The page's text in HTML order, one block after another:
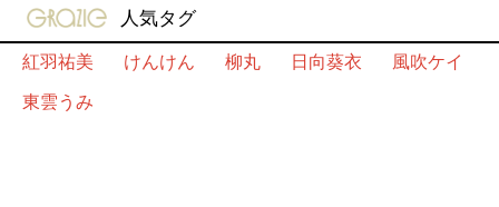
gravure-grazie
人気タグ
紅羽祐美
けんけん 柳丸 日向葵衣
風吹ケイ
東雲うみ